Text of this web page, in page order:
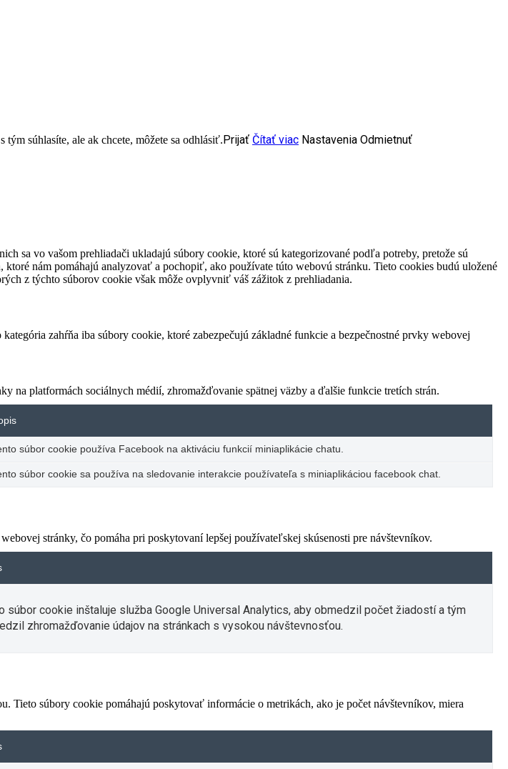
súhlasíte, ale ak chcete, môžete sa odhlásiť.Prijať Čítať viac Nastavenia Odmietnuť
sa vo vašom prehliadači ukladajú súbory cookie, ktoré sú kategorizované podľa potreby, pretože sú
nám pomáhajú analyzovať a pochopiť, ako používate túto webovú stránku. Tieto cookies budú uložené
z týchto súborov cookie však môže ovplyvniť váš zážitok z prehliadania.
zahŕňa iba súbory cookie, ktoré zabezpečujú základné funkcie a bezpečnostné prvky webovej
platformách sociálnych médií, zhromažďovanie spätnej väzby a ďalšie funkcie tretích strán.
súbor cookie používa Facebook na aktiváciu funkcií miniaplikácie chatu.
súbor cookie sa používa na sledovanie interakcie používateľa s miniaplikáciou facebook chat.
stránky, čo pomáha pri poskytovaní lepšej používateľskej skúsenosti pre návštevníkov.
súbor cookie inštaluje služba Google Universal Analytics, aby obmedzil počet žiadostí a tým
zhromažďovanie údajov na stránkach s vysokou návštevnosťou.
Tieto súbory cookie pomáhajú poskytovať informácie o metrikách, ako je počet návštevníkov, miera